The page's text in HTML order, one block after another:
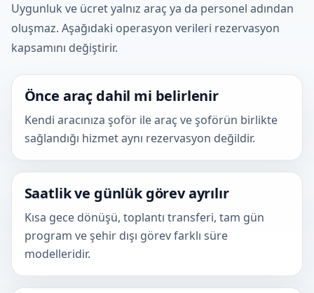
Uygunluk ve ücret yalnız araç ya da personel adından
oluşmaz. Aşağıdaki operasyon verileri rezervasyon
kapsamını değiştirir.
Önce araç dahil mi belirlenir
Kendi aracınıza şoför ile araç ve şoförün birlikte
sağlandığı hizmet aynı rezervasyon değildir.
Saatlik ve günlük görev ayrılır
Kısa gece dönüşü, toplantı transferi, tam gün
program ve şehir dışı görev farklı süre
modelleridir.